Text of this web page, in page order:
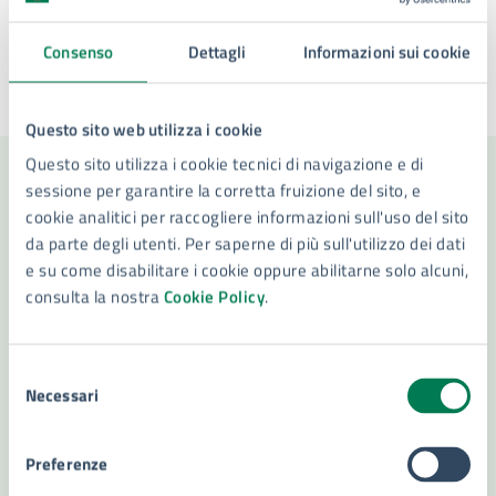
Consenso Dettagli Informazioni sui cookie
Questo sito web utilizza i cookie
Questo sito utilizza i cookie tecnici di navigazione e di
sessione per garantire la corretta fruizione del sito, e
cookie analitici per raccogliere informazioni sull'uso del sito
da parte degli utenti. Per saperne di più sull'utilizzo dei dati
e su come disabilitare i cookie oppure abilitarne solo alcuni,
consulta la nostraCookie Policy.
delNecessari
Preferenze
Contenuti correlati
Amministrazione
Servizio Anagrafe - Ufficio iscrizione popolazione
Servizio Anagrafe - Ufficio Iscrizione convivenza